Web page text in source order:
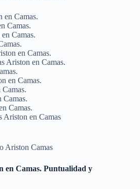
en Camas.
Camas.
Camas.
en Camas.
Ariston en Camas.
en Camas.
Camas.
Camas.
Camas.
Ariston en Camas
en Camas. Puntualidad y